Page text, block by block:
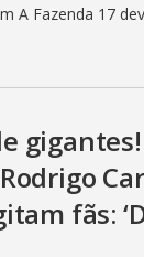
A Fazenda 17
fãs: